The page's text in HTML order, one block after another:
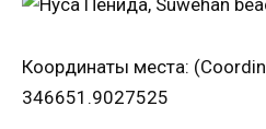
Координаты места:
346651.9027525